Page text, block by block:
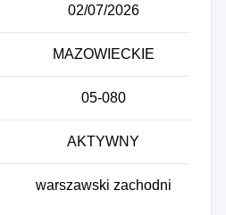
02/07/2026
MAZOWIECKIE
05-080
AKTYWNY
warszawski zachodni